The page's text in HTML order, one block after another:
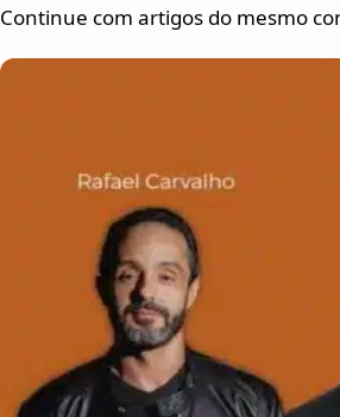
Continue com artigos do mesmo